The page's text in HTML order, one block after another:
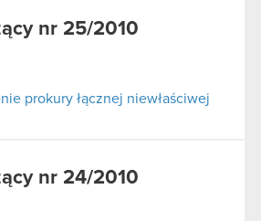
nr 25/2010
prokury łącznej niewłaściwej
nr 24/2010